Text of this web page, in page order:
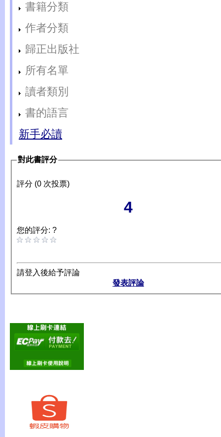
書籍分類
作者分類
歸正出版社
所有名單
讀者類別
書的語言
新手必讀
對此書評分
評分 (0 次投票)
4
您的評分: ?
請登入後給予評論
發表評論